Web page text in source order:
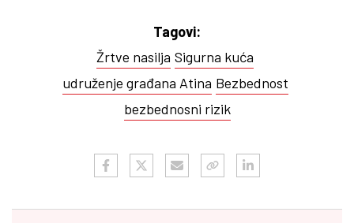
Tagovi:
Žrtve nasilja Sigurna kuća
udruženje građana Atina Bezbednost
bezbednosni rizik